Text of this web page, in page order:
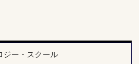
ジー・スクール